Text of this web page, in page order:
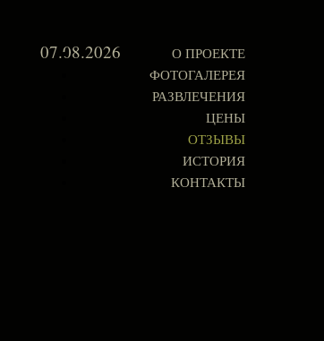
07.08.2026
О ПРОЕКТЕ
ФОТОГАЛЕРЕЯ
РАЗВЛЕЧЕНИЯ
ЦЕНЫ
ОТЗЫВЫ
ИСТОРИЯ
КОНТАКТЫ